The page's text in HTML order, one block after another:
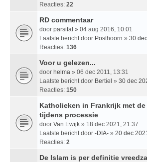
Reacties: 22
RD commentaar
door parsifal » 04 aug 2016, 10:01
Laatste bericht door Posthoorn » 30
Reacties: 136
Voor u gelezen...
door helma » 06 dec 2011, 13:31
Laatste bericht door Bertiel » 30 dec
Reacties: 150
Katholieken in Frankrijk met
tijdens processie
door Van Ewijk » 18 dec 2021, 21:37
Laatste bericht door -DIA- » 20 dec
Reacties: 2
De Islam is per definitie